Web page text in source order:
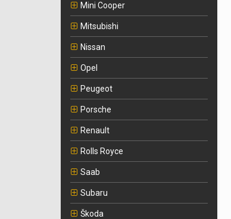
Mini Cooper
Mitsubishi
Nissan
Opel
Peugeot
Porsche
Renault
Rolls Royce
Saab
Subaru
Škoda